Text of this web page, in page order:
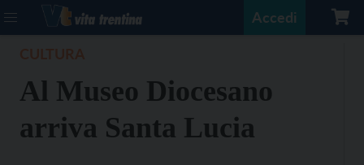
Accedi
Al Museo Diocesano
arriva Santa Lucia